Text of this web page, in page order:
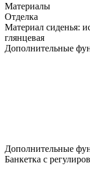
Материалы
Отделка
Материал сиденья:
глянцевая
Дополнительные
Дополнительные
Банкетка с